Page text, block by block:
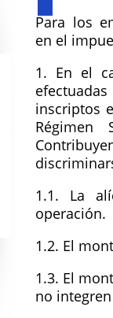
Para los
en el
1. En el
inscriptos
Régimen
1.1. La
operación.
1.2. El
1.3. El
no